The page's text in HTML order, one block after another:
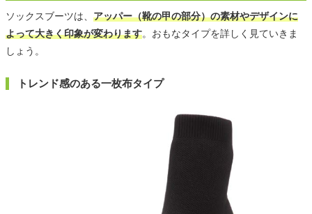
ソックスブーツは、 アッパー（靴の甲の部分）の素材やデザインに
よって大きく印象が変わります。おもなタイプを詳しく見ていきま
しょう。
トレンド感のある一枚布タイプ